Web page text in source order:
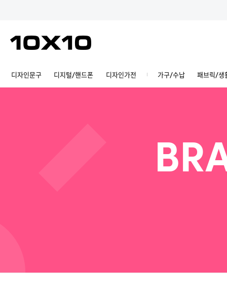
디자인문구 디지털/핸드폰 디자인가전 가구/수납 패브릭/생